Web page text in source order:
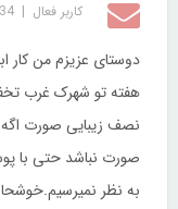
کاربر فعال |
34
دوستای عزیزم من کار
هفته تو شهرک غرب
نصف زیبایی صورت اگه
صورت نباشد حتی با
به نظر